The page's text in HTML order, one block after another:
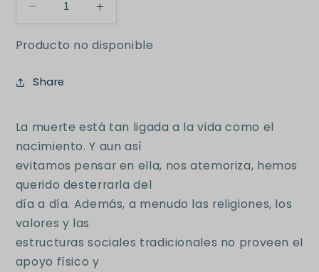
Reducir
cantidad
para
libro
vida
la
muerte
Aumentar
cantidad
para
vida
la
muerte
Producto no disponible
Share
La muerte está tan ligada a la vida como el
nacimiento. Y aun así
evitamos pensar en ella, nos atemoriza, hemos
querido desterrarla del
día a día. Además, a menudo las religiones, los
valores y las
estructuras sociales tradicionales no proveen el
apoyo físico y